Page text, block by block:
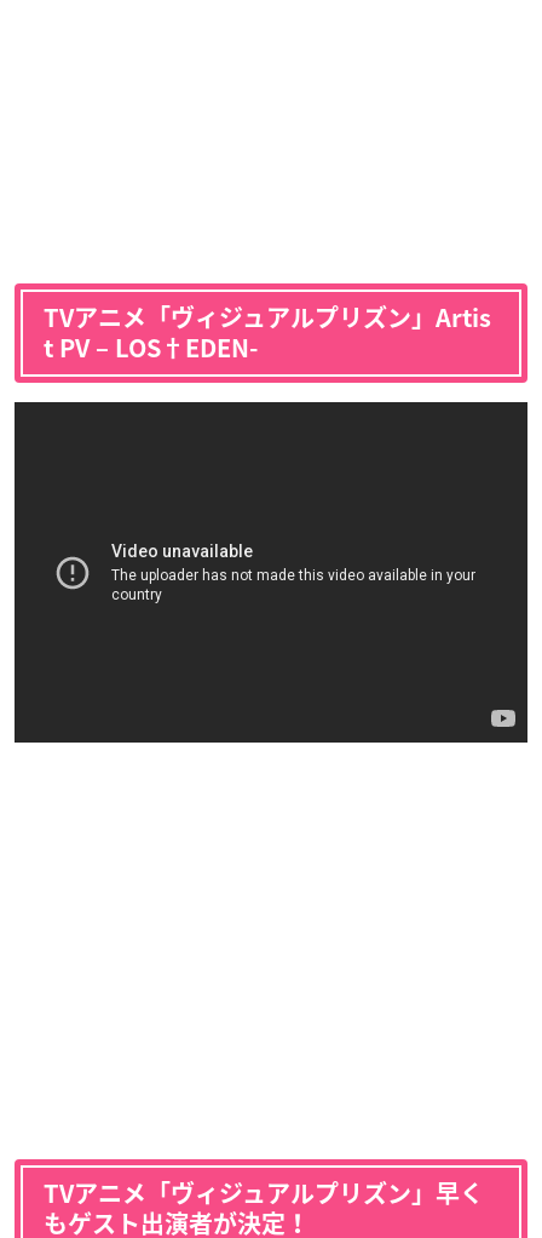
TVアニメ「ヴィジュアルプリズン」Artis
t PV – LOS†EDEN-
TVアニメ「ヴィジュアルプリズン」早く
もゲスト出演者が決定！